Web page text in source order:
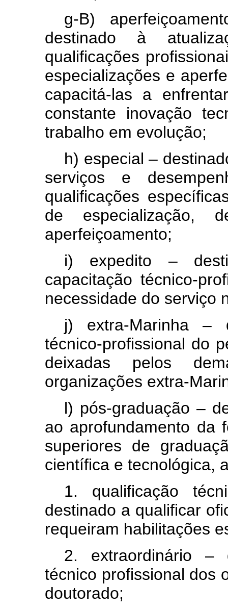
g-B)
destinado à
qualificações
especializações e
capacitá-las a
constante inovação
trabalho em evolução;
h) especial –
serviços e
qualificações
de especialização,
aperfeiçoamento;
i) expedito –
capacitação técnico-
necessidade do serviço
j) extra-Marinha –
técnico-profissional do
deixadas pelos
organizações extra-
l) pós-graduação –
ao aprofundamento da
superiores de
científica e tecnológica,
1. qualificação
destinado a qualificar
requeiram habilitações
2. extraordinário –
técnico profissional dos
doutorado;